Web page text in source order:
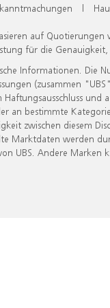
|
auf
für die
Informationen. Die
(zusammen
an bestimmte
zwischen diesem
Marktdaten werden
UBS. Andere Marken